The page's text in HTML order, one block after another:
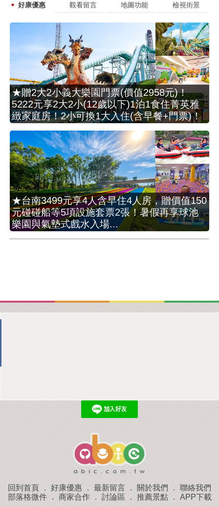
好康優惠 觀看留言 地圖功能 檢視街景
★贈2大2小義大樂園門票(價值2958元)！
5222元享2大2小(12歲以下)1泊1食住菁英雅
緻家庭房！2小可換1大入住(含早餐+門票)！
★台南3499元享4人含早住4人房，贈價值150
元碰碰船等5項設施套票2張！暑假再享球池
樂園與氣墊式戲水入場...
回到首頁 ． 好康優惠 ． 最新留言 ． 關於我們 ． 聯絡我們
部落格微件． 商家合作． 討論區 ． 推薦景點． APP下載